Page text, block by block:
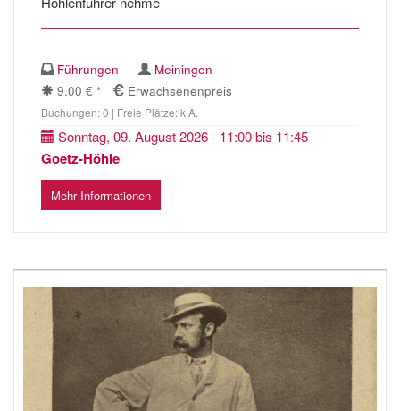
Führungen
Meiningen
9.00 € *
Erwachsenenpreis
Buchungen: 0 | Freie Plätze: k.A.
Sonntag, 09. August 2026 - 11:00 bis 11:45
Goetz-Höhle
Mehr Informationen